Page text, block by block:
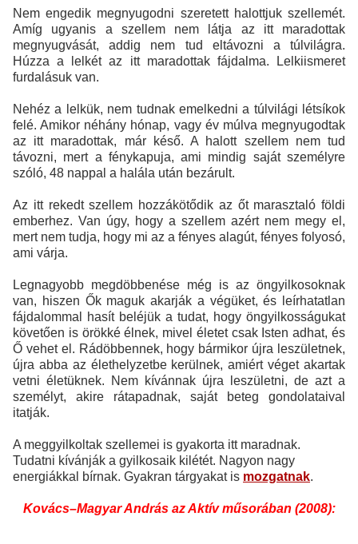
Nem engedik megnyugodni szeretett halottjuk szellemét.
Amíg ugyanis a szellem nem látja az itt maradottak
megnyugvását, addig nem tud eltávozni a túlvilágra.
Húzza a lelkét az itt maradottak fájdalma. Lelkiismeret
furdalásuk van.
Nehéz a lelkük, nem tudnak emelkedni a túlvilági létsíkok
felé. Amikor néhány hónap, vagy év múlva megnyugodtak
az itt maradottak, már késő. A halott szellem nem tud
távozni, mert a fénykapuja, ami mindig saját személyre
szóló, 48 nappal a halála után bezárult.
Az itt rekedt szellem hozzákötődik az őt marasztaló földi
emberhez. Van úgy, hogy a szellem azért nem megy el,
mert nem tudja, hogy mi az a fényes alagút, fényes folyosó,
ami várja.
Legnagyobb megdöbbenése még is az öngyilkosoknak
van, hiszen Ők maguk akarják a végüket, és leírhatatlan
fájdalommal hasít beléjük a tudat, hogy öngyilkosságukat
követően is örökké élnek, mivel életet csak Isten adhat, és
Ő vehet el. Rádöbbennek, hogy bármikor újra leszületnek,
újra abba az élethelyzetbe kerülnek, amiért véget akartak
vetni életüknek. Nem kívánnak újra leszületni, de azt a
személyt, akire rátapadnak, saját beteg gondolataival
itatják.
A meggyilkoltak szellemei is gyakorta itt maradnak.
Tudatni kívánják a gyilkosaik kilétét. Nagyon nagy
energiákkal bírnak. Gyakran tárgyakat is mozgatnak.
Kovács–Magyar András az Aktív műsorában (2008):